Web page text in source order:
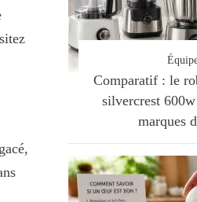
Comparatif : le
silvercrest
marques